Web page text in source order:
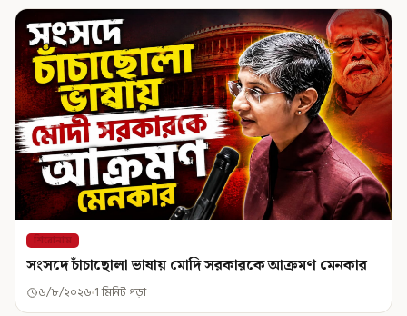
শিরোনাম
সংসদে চাঁচাছোলা ভাষায় মোদি সরকারকে আক্রমণ মেনকার
৬/৮/২০২৬ 1 মিনিট পড়া